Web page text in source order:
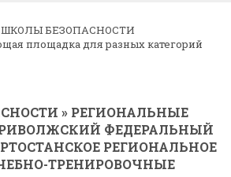
РЕГИОНАЛЬНЫМ
» РЕГИОНАЛЬНЫЕ
ФЕДЕРАЛЬНЫЙ
РЕГИОНАЛЬНОЕ
ТРЕНИРОВОЧНЫЕ